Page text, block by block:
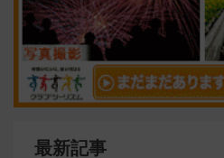
最新記事